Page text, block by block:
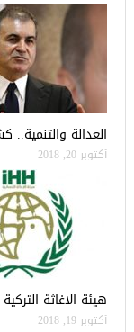
العدالة
أكتوبر 20, 2018
هيئة الاغاثة
أكتوبر 19, 2018